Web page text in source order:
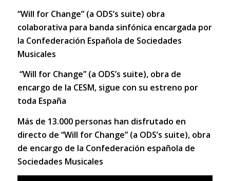
“Will for Change” (a ODS’s suite) obra
colaborativa para banda sinfónica encargada por
la Confederación Española de Sociedades
Musicales
“Will for Change” (a ODS’s suite), obra de
encargo de la CESM, sigue con su estreno por
toda España
Más de 13.000 personas han disfrutado en
directo de “Will for Change” (a ODS’s suite), obra
de encargo de la Confederación española de
Sociedades Musicales